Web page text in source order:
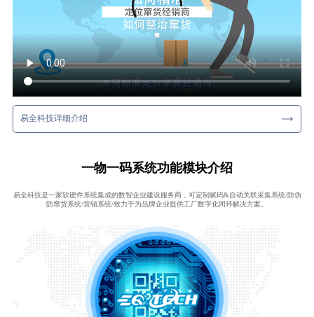
易全科技详细介绍
一物一码系统功能模块介绍
易全科技是一家软硬件系统集成的数智企业建设服务商，可定制赋码&自动关联采集系统/防伪
防窜货系统/营销系统/致力于为品牌企业提供工厂数字化闭环解决方案。